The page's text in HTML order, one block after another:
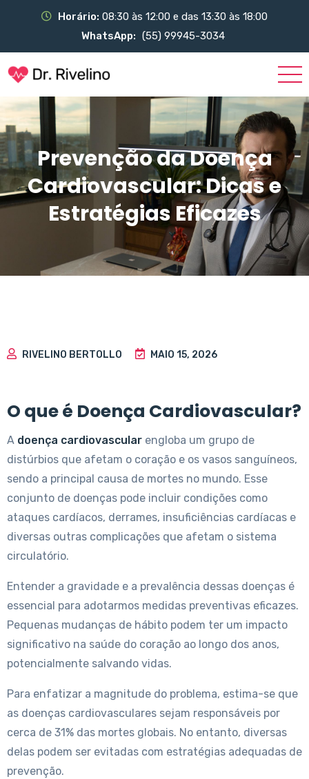
Horário: 08:30 às 12:00 e das 13:30 às 18:00
WhatsApp: (55) 99945-3034
Prevenção da Doença
Cardiovascular: Dicas e
Estratégias Eficazes
RIVELINO BERTOLLO MAIO 15, 2026
O que é Doença Cardiovascular?
A doença cardiovascular engloba um grupo de
distúrbios que afetam o coração e os vasos sanguíneos,
sendo a principal causa de mortes no mundo. Esse
conjunto de doenças pode incluir condições como
ataques cardíacos, derrames, insuficiências cardíacas e
diversas outras complicações que afetam o sistema
circulatório.
Entender a gravidade e a prevalência dessas doenças é
essencial para adotarmos medidas preventivas eficazes.
Pequenas mudanças de hábito podem ter um impacto
significativo na saúde do coração ao longo dos anos,
potencialmente salvando vidas.
Para enfatizar a magnitude do problema, estima-se que
as doenças cardiovasculares sejam responsáveis por
cerca de 31% das mortes globais. No entanto, diversas
delas podem ser evitadas com estratégias adequadas de
prevenção.